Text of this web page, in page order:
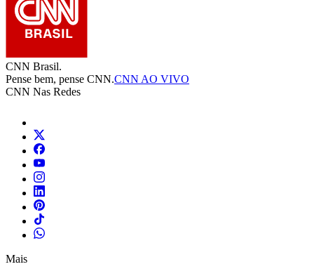
CNN Brasil.
Pense bem, pense CNN.CNN AO VIVO
CNN Nas Redes
Mais